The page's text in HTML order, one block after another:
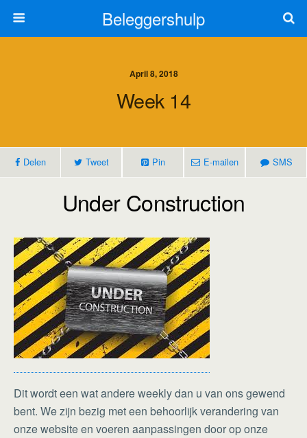
Beleggershulp
April 8, 2018
Week 14
Delen Tweet Pin E-mailen SMS
Under Construction
Dit wordt een wat andere weekly dan u van ons gewend
bent. We zijn bezig met een behoorlijk verandering van
onze website en voeren aanpassingen door op onze